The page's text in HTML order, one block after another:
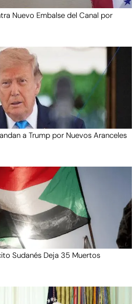
Nuevo Embalse del Canal por
a Trump por Nuevos Aranceles
Sudanés Deja 35 Muertos